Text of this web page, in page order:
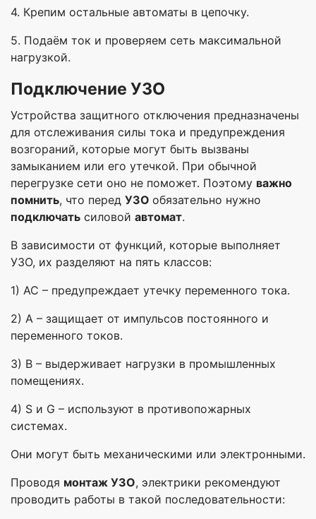
4. Крепим остальные автоматы в цепочку.
5. Подаём ток и проверяем сеть максимальной
нагрузкой.
Подключение УЗО
Устройства защитного отключения предназначены
для отслеживания силы тока и предупреждения
возгораний, которые могут быть вызваны
замыканием или его утечкой. При обычной
перегрузке сети оно не поможет. Поэтому важно
помнить, что перед УЗО обязательно нужно
подключать силовой автомат.
В зависимости от функций, которые выполняет
УЗО, их разделяют на пять классов:
1) АС – предупреждает утечку переменного тока.
2) А – защищает от импульсов постоянного и
переменного токов.
3) В – выдерживает нагрузки в промышленных
помещениях.
4) S и G – используют в противопожарных
системах.
Они могут быть механическими или электронными.
Проводя монтаж УЗО, электрики рекомендуют
проводить работы в такой последовательности: